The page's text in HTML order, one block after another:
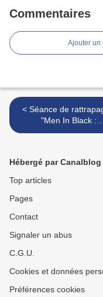
Commentaires
Ajouter un
< Séance de rattrapage :
"Men In Black :
International" de F.
Hébergé par Canalblog
Top articles
Pages
Contact
Signaler un abus
C.G.U.
Cookies et données
Préférences cookies